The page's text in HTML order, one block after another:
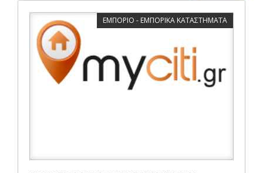
ΕΜΠΟΡΙΟ - ΕΜΠΟΡΙΚΑ ΚΑΤΑΣΤΗΜΑΤΑ